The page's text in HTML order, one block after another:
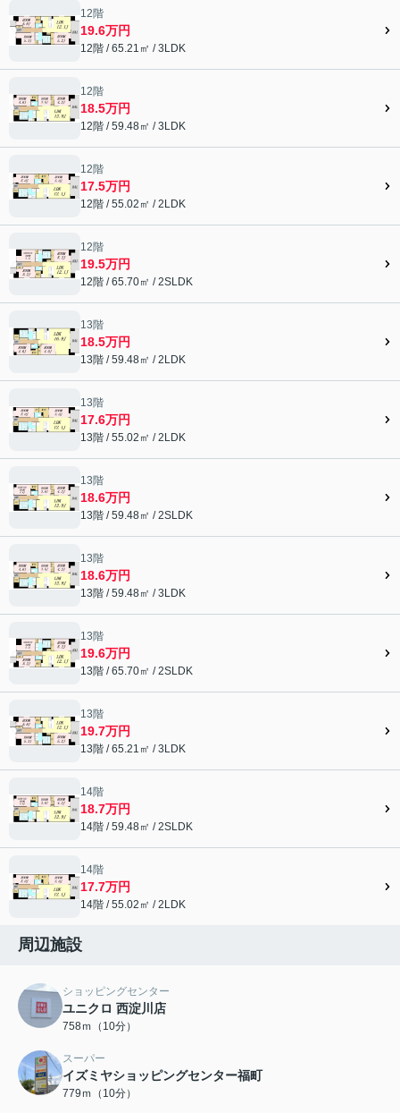
12階
19.6万円
12階 / 65.21㎡ / 3LDK
12階
18.5万円
12階 / 59.48㎡ / 3LDK
12階
17.5万円
12階 / 55.02㎡ / 2LDK
12階
19.5万円
12階 / 65.70㎡ / 2SLDK
13階
18.5万円
13階 / 59.48㎡ / 2LDK
13階
17.6万円
13階 / 55.02㎡ / 2LDK
13階
18.6万円
13階 / 59.48㎡ / 2SLDK
13階
18.6万円
13階 / 59.48㎡ / 3LDK
13階
19.6万円
13階 / 65.70㎡ / 2SLDK
13階
19.7万円
13階 / 65.21㎡ / 3LDK
14階
18.7万円
14階 / 59.48㎡ / 2SLDK
14階
17.7万円
14階 / 55.02㎡ / 2LDK
周辺施設
ショッピングセンター
ユニクロ 西淀川店
758ｍ（10分）
スーパー
イズミヤショッピングセンター福町
779ｍ（10分）